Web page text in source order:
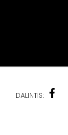
DALINTIS: